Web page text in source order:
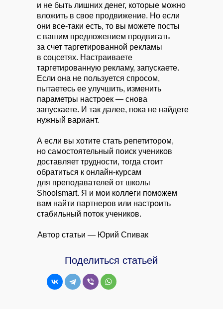
и не быть лишних денег, которые можно
вложить в свое продвижение. Но если
они все-таки есть, то вы можете посты
с вашим предложением продвигать
за счет таргетированной рекламы
в соцсетях. Настраиваете
таргетированную рекламу, запускаете.
Если она не пользуется спросом,
пытаетесь ее улучшить, изменить
параметры настроек — снова
запускаете. И так далее, пока не найдете
нужный вариант.
А если вы хотите стать репетитором,
но самостоятельный поиск учеников
доставляет трудности, тогда стоит
обратиться к онлайн-курсам
для преподавателей от школы
Shoolsmart. Я и мои коллеги поможем
вам найти партнеров или настроить
стабильный поток учеников.
Поделиться статьей
Автор статьи — Юрий Спивак